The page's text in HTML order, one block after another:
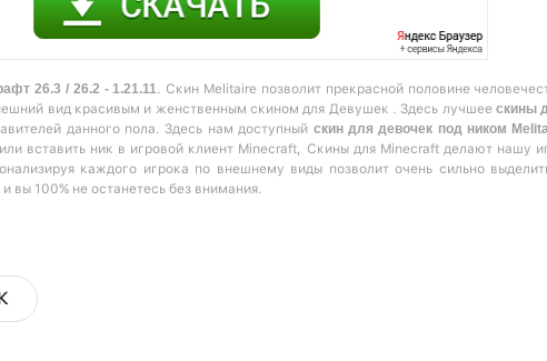
26.3 / 26.2 - 1.21.11 . Скин Melitaire позволит прекрасной половине
вид красивым и женственным скином для Девушек . Здесь лучшее скины
данного пола. Здесь нам доступный скин для девочек под ником
вставить ник в игровой клиент Minecraft, Скины для Minecraft делают нашу
каждого игрока по внешнему виды позволит очень сильно
вы 100% не останетесь без внимания.